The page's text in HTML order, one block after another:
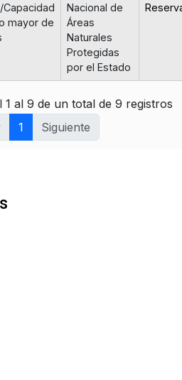
Capacidad
mayor de
Nacional de
Áreas
Naturales
Protegidas
por el Estado
al 9 de un total de 9 registros
1 Siguiente